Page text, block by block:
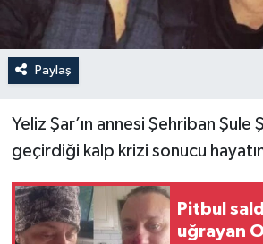
Paylaş
Yeliz Şar’ın annesi Şehriban Şule
geçirdiği kalp krizi sonucu
Pitbul
uğrayan